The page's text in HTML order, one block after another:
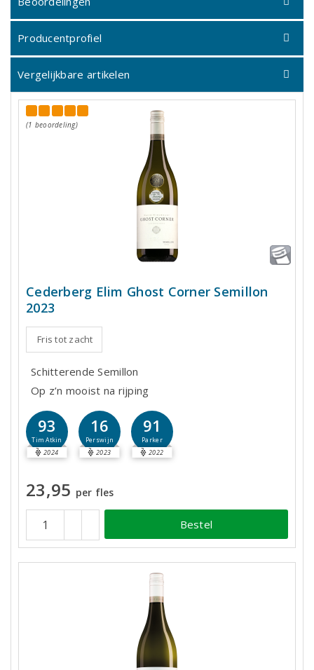
Producentprofiel
Vergelijkbare artikelen
(1 beoordeling)
Cederberg Elim Ghost Corner Semillon
2023
Fris tot zacht
Schitterende Semillon
Op z’n mooist na rijping
93
Tim Atkin
2024
16
Perswijn
2023
91
Parker
2022
23,95 per fles
Bestel